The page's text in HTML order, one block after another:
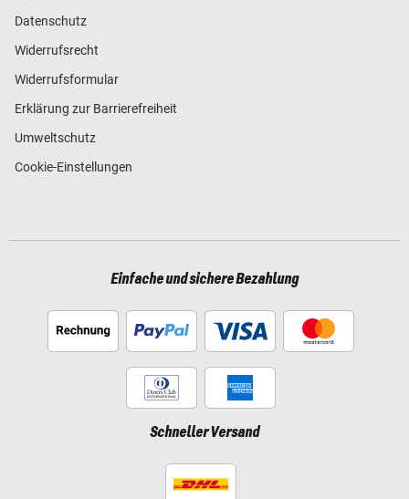
Datenschutz
Widerrufsrecht
Widerrufsformular
Erklärung zur Barrierefreiheit
Umweltschutz
Cookie-Einstellungen
Einfache und sichere Bezahlung
Schneller Versand